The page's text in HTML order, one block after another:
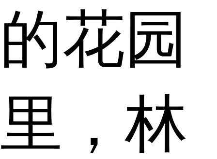
的花园
里，林